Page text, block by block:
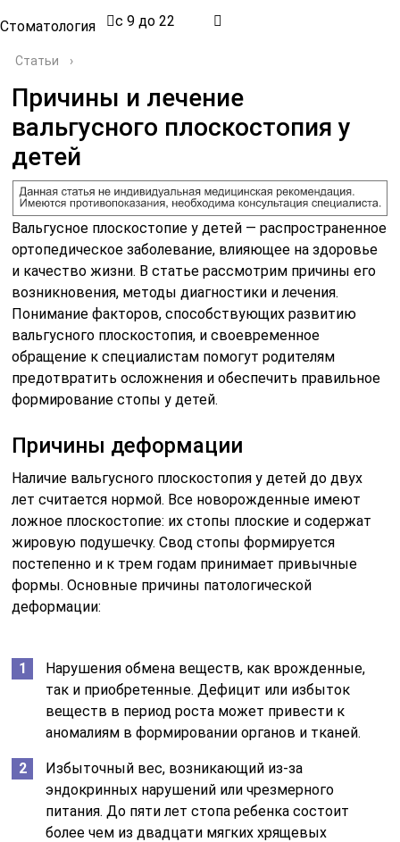
Стоматология с 9 до 22
Статьи ›
Причины и лечение
вальгусного плоскостопия у
детей
Вальгусное плоскостопие у детей — распространенное
ортопедическое заболевание, влияющее на здоровье
и качество жизни. В статье рассмотрим причины его
возникновения, методы диагностики и лечения.
Понимание факторов, способствующих развитию
вальгусного плоскостопия, и своевременное
обращение к специалистам помогут родителям
предотвратить осложнения и обеспечить правильное
формирование стопы у детей.
Причины деформации
Наличие вальгусного плоскостопия у детей до двух
лет считается нормой. Все новорожденные имеют
ложное плоскостопие: их стопы плоские и содержат
жировую подушечку. Свод стопы формируется
постепенно и к трем годам принимает привычные
формы. Основные причины патологической
деформации:
Нарушения обмена веществ, как врожденные,
так и приобретенные. Дефицит или избыток
веществ в период роста может привести к
аномалиям в формировании органов и тканей.
Избыточный вес, возникающий из-за
эндокринных нарушений или чрезмерного
питания. До пяти лет стопа ребенка состоит
более чем из двадцати мягких хрящевых